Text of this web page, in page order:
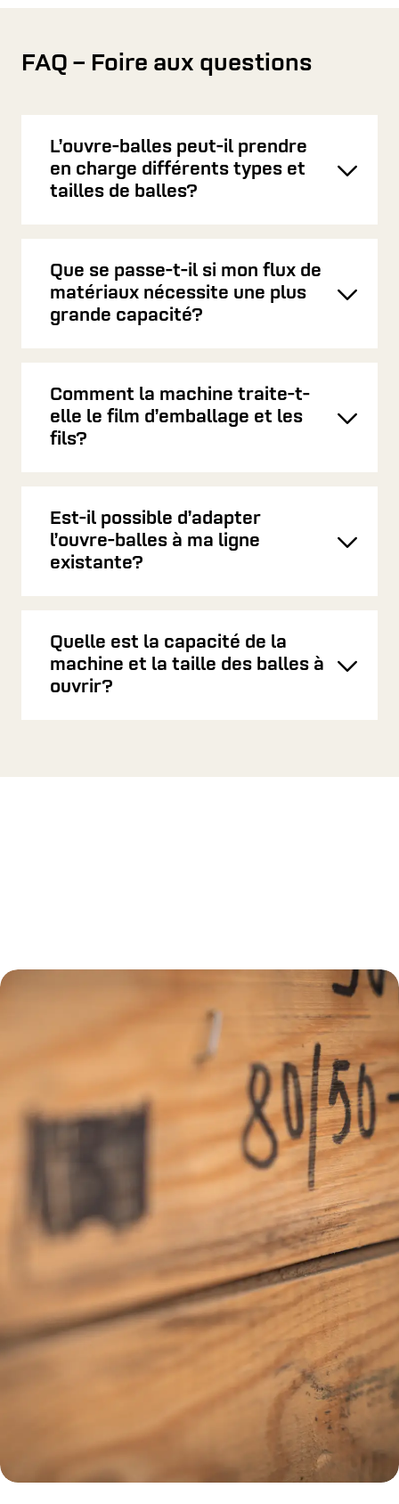
FAQ – Foire aux questions
L’ouvre-balles peut-il prendre
en charge différents types et
tailles de balles?
Que se passe-t-il si mon flux de
matériaux nécessite une plus
grande capacité?
Comment la machine traite-t-
elle le film d’emballage et les
fils?
Est-il possible d’adapter
l’ouvre-balles à ma ligne
existante?
Quelle est la capacité de la
machine et la taille des balles à
ouvrir?